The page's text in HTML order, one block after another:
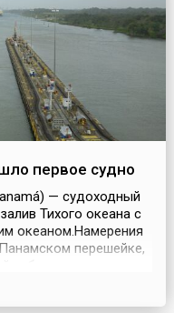
гость,
первое судно
— судоходный
Тихого океана с
океаном.Намерения
перешейке,